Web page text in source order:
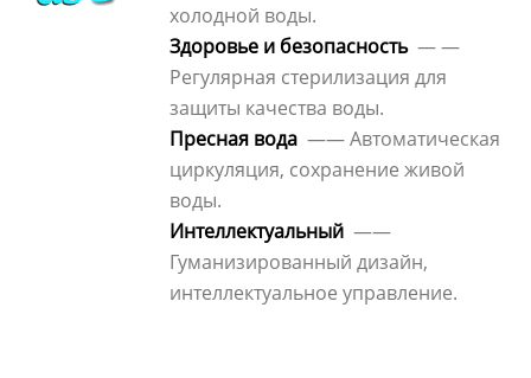
холодной воды.
Здоровье и безопасность— —
Регулярная стерилизация для
защиты качества воды.
Пресная вода —— Автоматическая
циркуляция, сохранение живой
воды.
Интеллектуальный ——
Гуманизированный дизайн,
интеллектуальное управление.